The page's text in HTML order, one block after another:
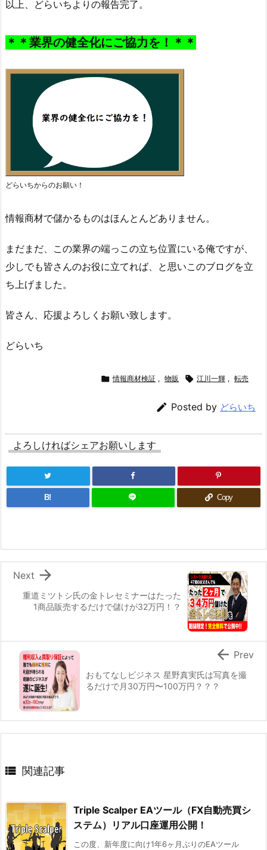
以上、どらいちよりの報告完了。
＊＊業界の健全化にご協力を！＊＊
どらいちからのお願い！
情報商材で儲かるものはほんとんどありません。
まだまだ、この業界の端っこの立ち位置にいる俺ですが、
少しでも皆さんのお役に立てれば、と思いこのブログを立
ち上げました。
皆さん、応援よろしくお願い致します。
どらいち
 情報商材検証 , 物販  江川一輝 , 転売
 Posted by どらいち
よろしければシェアお願いします
B! Copy
重道ミツトシ氏の金トレセミナーはたった
1商品販売するだけで儲けが32万円！？

Next
おもてなしビジネス 星野真実氏は写真を撮
るだけで月30万円〜100万円？？？
 Prev
 関連記事
Triple Scalper EAツール（FX自動売買シ
ステム）リアル口座運用公開！
この度、新年度に向け1年6ヶ月ぶりのEAツール